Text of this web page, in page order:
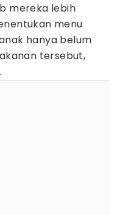
mereka lebih
menu
hanya belum
tersebut,